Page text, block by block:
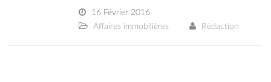
16 Février 2016
Affaires immobilières
Rédaction